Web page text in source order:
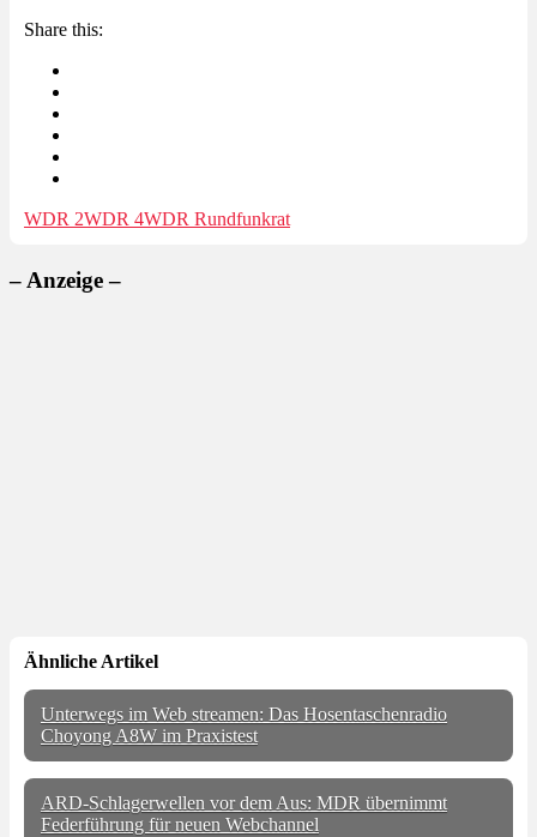
Share this:
WDR 2WDR 4WDR Rundfunkrat
– Anzeige –
Ähnliche Artikel
Unterwegs im Web streamen: Das Hosentaschenradio
Choyong A8W im Praxistest
ARD-Schlagerwellen vor dem Aus: MDR übernimmt
Federführung für neuen Webchannel